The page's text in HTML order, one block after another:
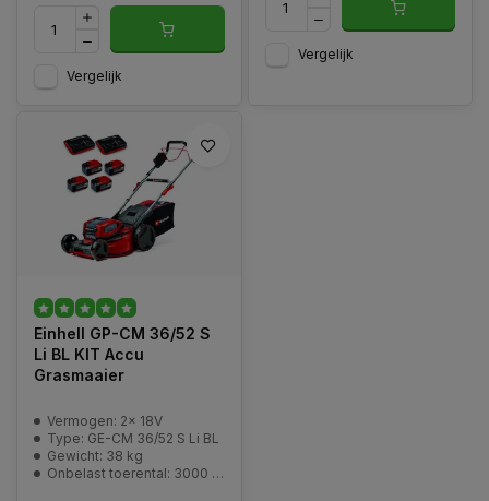
Vergelijk
Vergelijk
Einhell GP-CM 36/52 S
Li BL KIT Accu
Grasmaaier
Vermogen: 2x 18V
Type: GE-CM 36/52 S Li BL
Gewicht: 38 kg
Onbelast toerental: 3000 min^-1